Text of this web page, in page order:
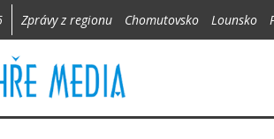
Zprávy z regionu Chomutovsko Lounsko